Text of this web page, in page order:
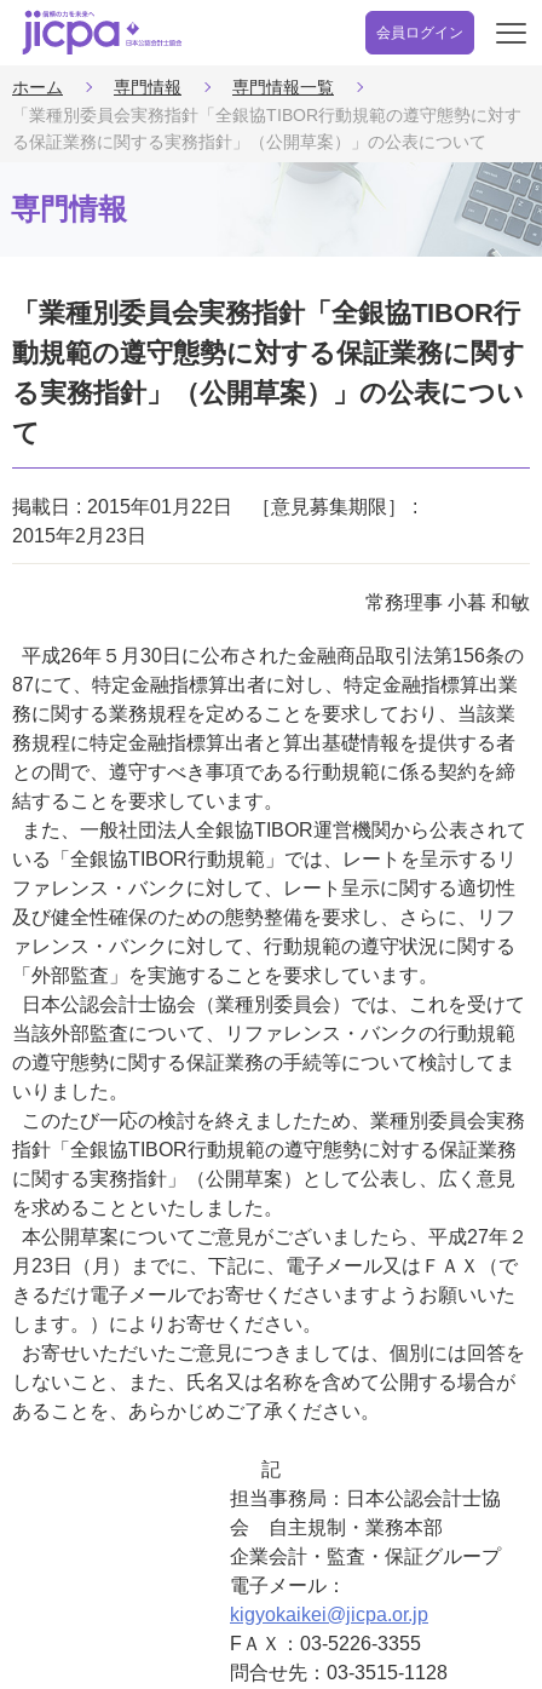
会員ログイン
開
ホーム 専門情報
専門情報一覧
「業種別委員会実務指針「全銀協TIBOR行動規範の遵守態勢に対す
る保証業務に関する実務指針」（公開草案）」の公表について
専門情報
「業種別委員会実務指針「全銀協TIBOR行
動規範の遵守態勢に対する保証業務に関す
る実務指針」（公開草案）」の公表につい
て
掲載日 2015年01月22日
［意見募集期限］
2015年2月23日
常務理事 小暮 和敏
平成26年５月30日に公布された金融商品取引法第156条の
87にて、特定金融指標算出者に対し、特定金融指標算出業
務に関する業務規程を定めることを要求しており、当該業
務規程に特定金融指標算出者と算出基礎情報を提供する者
との間で、遵守すべき事項である行動規範に係る契約を締
結することを要求しています。
また、一般社団法人全銀協TIBOR運営機関から公表されて
いる「全銀協TIBOR行動規範」では、レートを呈示するリ
ファレンス・バンクに対して、レート呈示に関する適切性
及び健全性確保のための態勢整備を要求し、さらに、リフ
ァレンス・バンクに対して、行動規範の遵守状況に関する
「外部監査」を実施することを要求しています。
日本公認会計士協会（業種別委員会）では、これを受けて
当該外部監査について、リファレンス・バンクの行動規範
の遵守態勢に関する保証業務の手続等について検討してま
いりました。
このたび一応の検討を終えましたため、業種別委員会実務
指針「全銀協TIBOR行動規範の遵守態勢に対する保証業務
に関する実務指針」（公開草案）として公表し、広く意見
を求めることといたしました。
本公開草案についてご意見がございましたら、平成27年２
月23日（月）までに、下記に、電子メール又はＦＡＸ（で
きるだけ電子メールでお寄せくださいますようお願いいた
します。）によりお寄せください。
お寄せいただいたご意見につきましては、個別には回答を
しないこと、また、氏名又は名称を含めて公開する場合が
あることを、あらかじめご了承ください。
記
担当事務局：日本公認会計士協
会 自主規制・業務本部
企業会計・監査・保証グループ
電子メール：
kigyokaikei@jicpa.or.jp
FＡＸ：03-5226-3355
問合せ先：03-3515-1128